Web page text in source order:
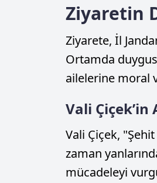
Ziyaretin
Ziyarete, İl
Ortamda
ailelerine moral
Vali Çiçek’in
Vali Çiçek,
zaman
mücadeleyi